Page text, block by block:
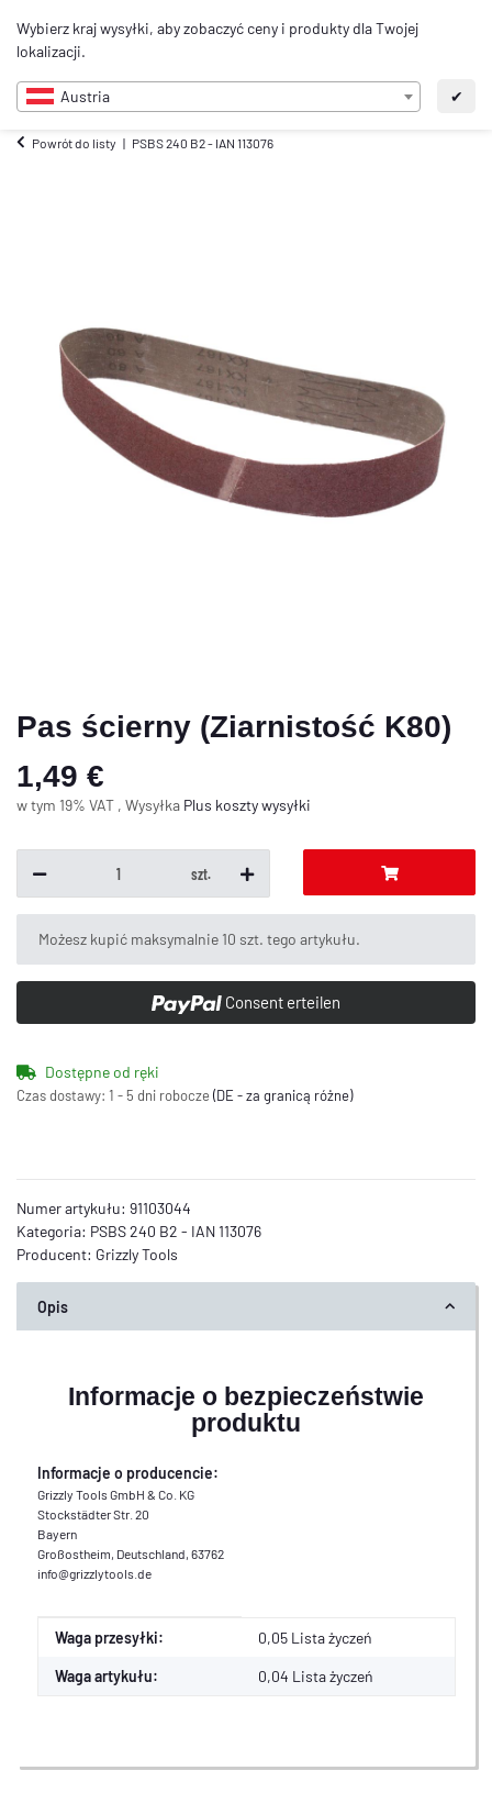
Wybierz kraj wysyłki, aby zobaczyć ceny i produkty dla Twojej
lokalizacji.
Austria ✔
PL
Powrót do listy PSBS 240 B2 - IAN 113076
Pas ścierny (Ziarnistość K80)
1,49 €
w tym 19% VAT , Wysyłka Plus koszty wysyłki
szt.
x
Możesz kupić maksymalnie 10 szt. tego artykułu.
Consent erteilen
Dostępne od ręki
Czas dostawy: 1 - 5 dni robocze (DE - za granicą różne)
Numer artykułu: 91103044
Kategoria: PSBS 240 B2 - IAN 113076
Producent: Grizzly Tools
Opis
Informacje o bezpieczeństwie
produktu
Informacje o producencie:
Grizzly Tools GmbH & Co. KG
Stockstädter Str. 20
Bayern
Großostheim, Deutschland, 63762
info@grizzlytools.de
Cecha produktu
Wartość
Waga przesyłki: 0,05 Lista życzeń
Waga artykułu: 0,04 Lista życzeń